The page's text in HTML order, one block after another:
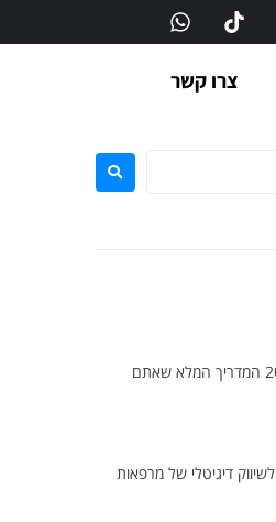
צרו קשר
שיווק רפואי לקליניקות ומרפאות ב-2026 המדריך המלא שאתם
דיגיטלי של מרפאות